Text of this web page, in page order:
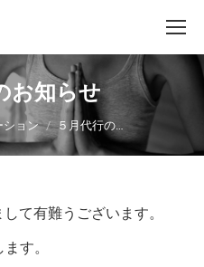
お知らせ
ション ５月代行の…
て有難うございます。
す。